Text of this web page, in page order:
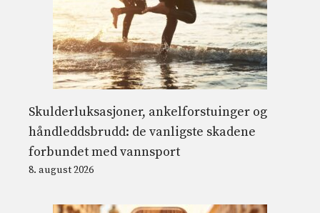
Skulderluksasjoner, ankelforstuinger og
håndleddsbrudd: de vanligste skadene
forbundet med vannsport
8. august 2026